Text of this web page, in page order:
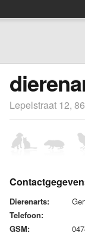
Lepelstraat 12,
Dierenarts:
Telefoon:
GSM: